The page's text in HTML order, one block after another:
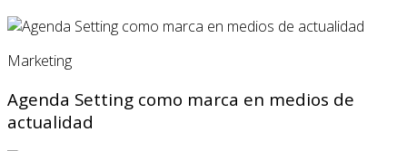
Marketing
Agenda Setting como marca en medios de
actualidad